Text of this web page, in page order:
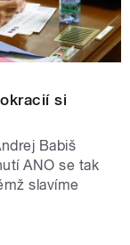
si
Babiš
ANO se tak
slavíme